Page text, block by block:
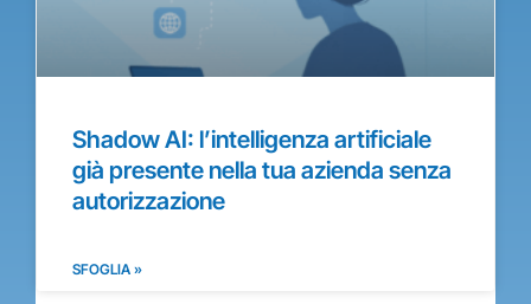
Shadow AI: l’intelligenza artificiale
già presente nella tua azienda senza
autorizzazione
SFOGLIA »